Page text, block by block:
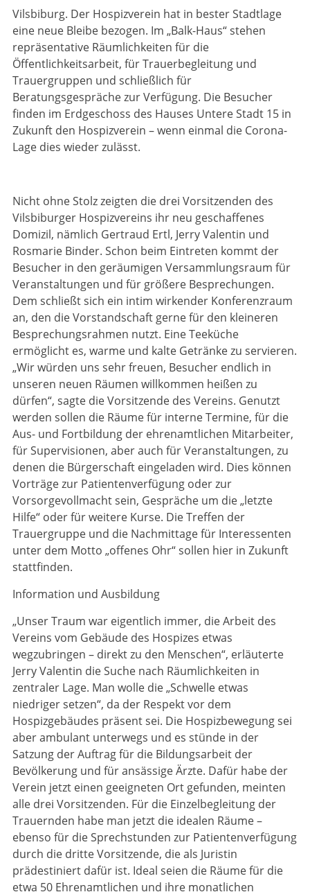
Vilsbiburg. Der Hospizverein hat in bester Stadtlage
eine neue Bleibe bezogen. Im „Balk-Haus“ stehen
repräsentative Räumlichkeiten für die
Öffentlichkeitsarbeit, für Trauerbegleitung und
Trauergruppen und schließlich für
Beratungsgespräche zur Verfügung. Die Besucher
finden im Erdgeschoss des Hauses Untere Stadt 15 in
Zukunft den Hospizverein – wenn einmal die Corona-
Lage dies wieder zulässt.
Nicht ohne Stolz zeigten die drei Vorsitzenden des
Vilsbiburger Hospizvereins ihr neu geschaffenes
Domizil, nämlich Gertraud Ertl, Jerry Valentin und
Rosmarie Binder. Schon beim Eintreten kommt der
Besucher in den geräumigen Versammlungsraum für
Veranstaltungen und für größere Besprechungen.
Dem schließt sich ein intim wirkender Konferenzraum
an, den die Vorstandschaft gerne für den kleineren
Besprechungsrahmen nutzt. Eine Teeküche
ermöglicht es, warme und kalte Getränke zu servieren.
„Wir würden uns sehr freuen, Besucher endlich in
unseren neuen Räumen willkommen heißen zu
dürfen“, sagte die Vorsitzende des Vereins. Genutzt
werden sollen die Räume für interne Termine, für die
Aus- und Fortbildung der ehrenamtlichen Mitarbeiter,
für Supervisionen, aber auch für Veranstaltungen, zu
denen die Bürgerschaft eingeladen wird. Dies können
Vorträge zur Patientenverfügung oder zur
Vorsorgevollmacht sein, Gespräche um die „letzte
Hilfe“ oder für weitere Kurse. Die Treffen der
Trauergruppe und die Nachmittage für Interessenten
unter dem Motto „offenes Ohr“ sollen hier in Zukunft
stattfinden.
Information und Ausbildung
„Unser Traum war eigentlich immer, die Arbeit des
Vereins vom Gebäude des Hospizes etwas
wegzubringen – direkt zu den Menschen“, erläuterte
Jerry Valentin die Suche nach Räumlichkeiten in
zentraler Lage. Man wolle die „Schwelle etwas
niedriger setzen“, da der Respekt vor dem
Hospizgebäudes präsent sei. Die Hospizbewegung sei
aber ambulant unterwegs und es stünde in der
Satzung der Auftrag für die Bildungsarbeit der
Bevölkerung und für ansässige Ärzte. Dafür habe der
Verein jetzt einen geeigneten Ort gefunden, meinten
alle drei Vorsitzenden. Für die Einzelbegleitung der
Trauernden habe man jetzt die idealen Räume –
ebenso für die Sprechstunden zur Patientenverfügung
durch die dritte Vorsitzende, die als Juristin
prädestiniert dafür ist. Ideal seien die Räume für die
etwa 50 Ehrenamtlichen und ihre monatlichen